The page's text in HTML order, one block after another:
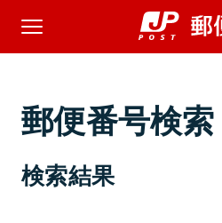
郵便番号検索
検索結果